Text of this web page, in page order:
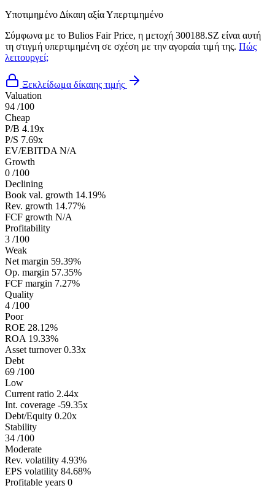
Υποτιμημένο Δίκαιη αξίαΥπερτιμημένο
Σύμφωνα με το Bulios Fair Price, η μετοχή 300188.SZ είναι αυτή
τη στιγμή υπερτιμημένη σε σχέση με την αγοραία τιμή της. Πώς
λειτουργεί;
Ξεκλείδωμα δίκαιης τιμής
Valuation
94 /100
Cheap
P/B 4.19x
P/S 7.69x
EV/EBITDA N/A
Growth
0 /100
Declining
Book val. growth 14.19%
Rev. growth 14.77%
FCF growth N/A
Profitability
3 /100
Weak
Net margin 59.39%
Op. margin 57.35%
FCF margin 7.27%
Quality
4 /100
Poor
ROE 28.12%
ROA 19.33%
Asset turnover 0.33x
Debt
69 /100
Low
Current ratio 2.44x
Int. coverage -59.35x
Debt/Equity 0.20x
Stability
34 /100
Moderate
Rev. volatility 4.93%
EPS volatility 84.68%
Profitable years 0